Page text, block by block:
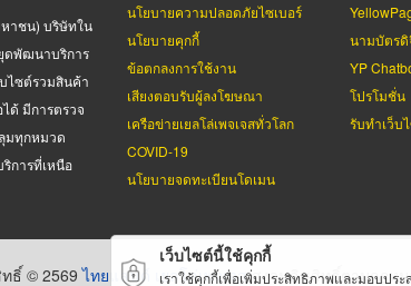
หาชน) บริษัทใน
ดพัฒนาบริการ
ไซต์รวมสินค้า
ด้ มีการตรวจ
มทุกหมวด
การที่เหนือ
นโยบายความปลอดภัยไซเบอร์
นโยบายคุกกี้
ข้อตกลงการใช้งาน
เสียงตอบรับผู้ลงโฆษณา
เครือข่ายเยลโล่เพจเจสทั่วโลก
COVID-19
นโยบายจดทะเบียนโดเมน
นามบัตร
YP
โปรโมชั่น
รับทำเว็บ
ธิ์ © 2569ไทยแลนด์ เยลโล่เพจเจสสงวนลิขสิทธิ์ตามกฏห
เว็บไซต์นี้ใช้คุกกี้
เราใช้คุกกี้เพื่อเพิ่มประสิทธิภาพและมอบป